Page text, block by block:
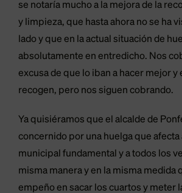
se notaría mucho a la mejora de la
y limpieza, que hasta ahora no se ha
lado y que en la actual situación de
absolutamente en entredicho. Nos
excusa de que lo iban a hacer mejor y
recogen, pero nos siguen cobrando.
Ya quisiéramos que el alcalde de
concernido por una huelga que afecta
municipal fundamental y a todos los
misma manera y en la misma medida
empeño en sacar los cuartos y meter